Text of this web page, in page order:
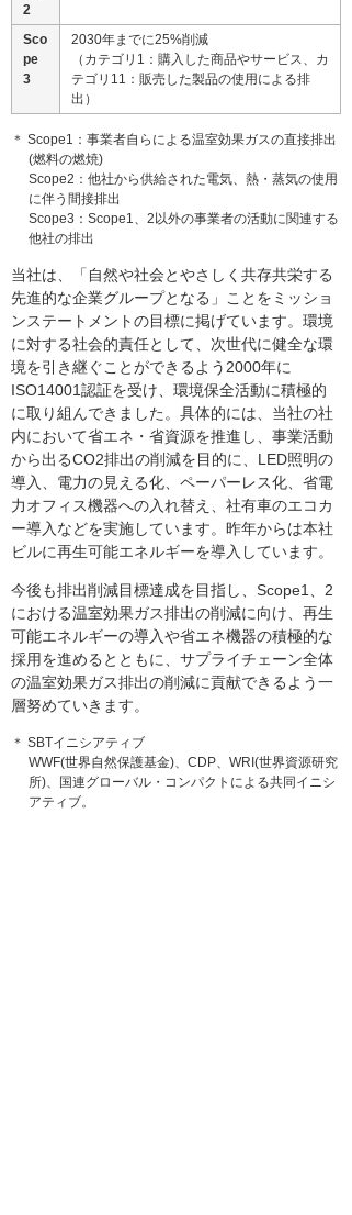
2
Sco
pe
3
2030年までに25%削減
（カテゴリ1：購入した商品やサービス、カ
テゴリ11：販売した製品の使用による排
出）
＊ Scope1：事業者自らによる温室効果ガスの直接排出
(燃料の燃焼)
Scope2：他社から供給された電気、熱・蒸気の使用
に伴う間接排出
Scope3：Scope1、2以外の事業者の活動に関連する
他社の排出
当社は、「自然や社会とやさしく共存共栄する
先進的な企業グループとなる」ことをミッショ
ンステートメントの目標に掲げています。環境
に対する社会的責任として、次世代に健全な環
境を引き継ぐことができるよう2000年に
ISO14001認証を受け、環境保全活動に積極的
に取り組んできました。具体的には、当社の社
内において省エネ・省資源を推進し、事業活動
から出るCO2排出の削減を目的に、LED照明の
導入、電力の見える化、ペーパーレス化、省電
力オフィス機器への入れ替え、社有車のエコカ
ー導入などを実施しています。昨年からは本社
ビルに再生可能エネルギーを導入しています。
今後も排出削減目標達成を目指し、Scope1、2
における温室効果ガス排出の削減に向け、再生
可能エネルギーの導入や省エネ機器の積極的な
採用を進めるとともに、サプライチェーン全体
の温室効果ガス排出の削減に貢献できるよう一
層努めていきます。
＊ SBTイニシアティブ
WWF(世界自然保護基金)、CDP、WRI(世界資源研究
所)、国連グローバル・コンパクトによる共同イニシ
アティブ。